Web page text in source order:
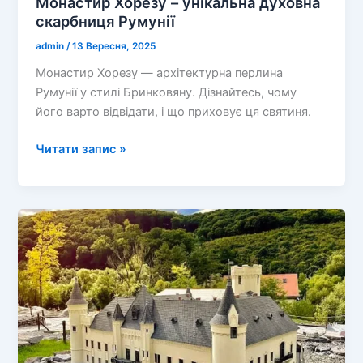
скарбниця Румунії
admin/13 Вересня, 2025
Монастир Хорезу — архітектурна перлина
Румунії у стилі Бринковяну. Дізнайтесь, чому
його варто відвідати, і що приховує ця святиня.
Монастир
унікальна
духовна
скарбниця
Румунії
Читати запис »